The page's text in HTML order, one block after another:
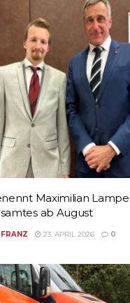
Maximilian
ab August
23. APRIL 2026 0